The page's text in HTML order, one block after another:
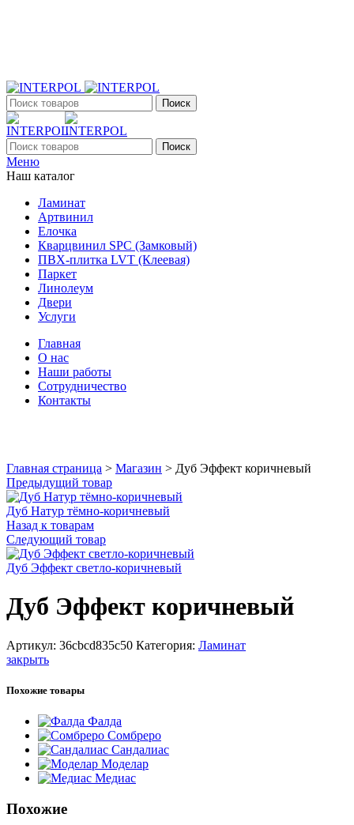
Поиск
Поиск
Меню
Наш каталог
Ламинат
Артвинил
Елочка
Кварцвинил SPC (Замковый)
ПВХ-плитка LVT (Клеевая)
Паркет
Линолеум
Двери
Услуги
Главная
О нас
Наши работы
Сотрудничество
Контакты
Главная страница > Магазин > Дуб Эффект коричневый
Предыдущий товар
Дуб Натур тёмно-коричневый
Назад к товарам
Следующий товар
Дуб Эффект светло-коричневый
Дуб Эффект коричневый
Артикул: 36cbcd835c50 Категория: Ламинат
закрыть
Похожие товары
Фалда
Сомбреро
Сандалиас
Моделар
Медиас
Похожие